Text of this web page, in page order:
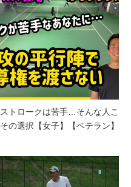
ストロークは苦手…そんな人こ
その選択【女子】【ベテラン】